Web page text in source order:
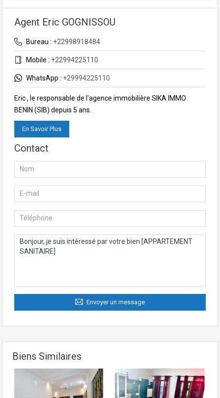
Agent Eric GOGNISSOU
Bureau : +22998918484
Mobile : +22994225110
WhatsApp : +29994225110
Eric , le responsable de l'agence immobilière SIKA IMMO
BENIN (SIB) depuis 5 ans.
En Savoir Plus
Contact
Envoyer un message
Biens Similaires